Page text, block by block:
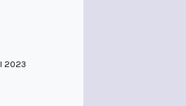
2023